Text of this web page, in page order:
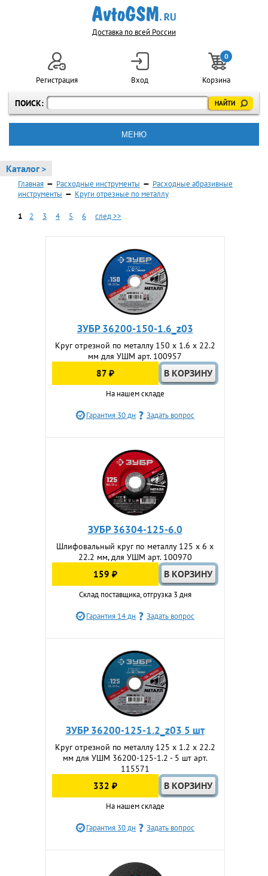
Доставка по всей России
ПОИСК:
Регистрация Вход
0
Корзина
МЕНЮ
Каталог >
Главная — Расходные инструменты — Расходные абразивные
инструменты — Круги отрезные по металлу
1 2 3 4 5 6 след >>
ЗУБР 36200-150-1.6_z03
Круг отрезной по металлу 150 x 1.6 x 22.2
мм для УШМ арт. 100957
87 ₽
На нашем складе
Гарантия 30 дн Задать вопрос
ЗУБР 36304-125-6.0
Шлифовальный круг по металлу 125 x 6 х
22.2 мм, для УШМ арт. 100970
159 ₽
Склад поставщика, отгрузка 3 дня
Гарантия 14 дн Задать вопрос
ЗУБР 36200-125-1.2_z03 5 шт
Круг отрезной по металлу 125 x 1.2 x 22.2
мм для УШМ 36200-125-1.2 - 5 шт арт.
115571
332 ₽
На нашем складе
Гарантия 30 дн Задать вопрос